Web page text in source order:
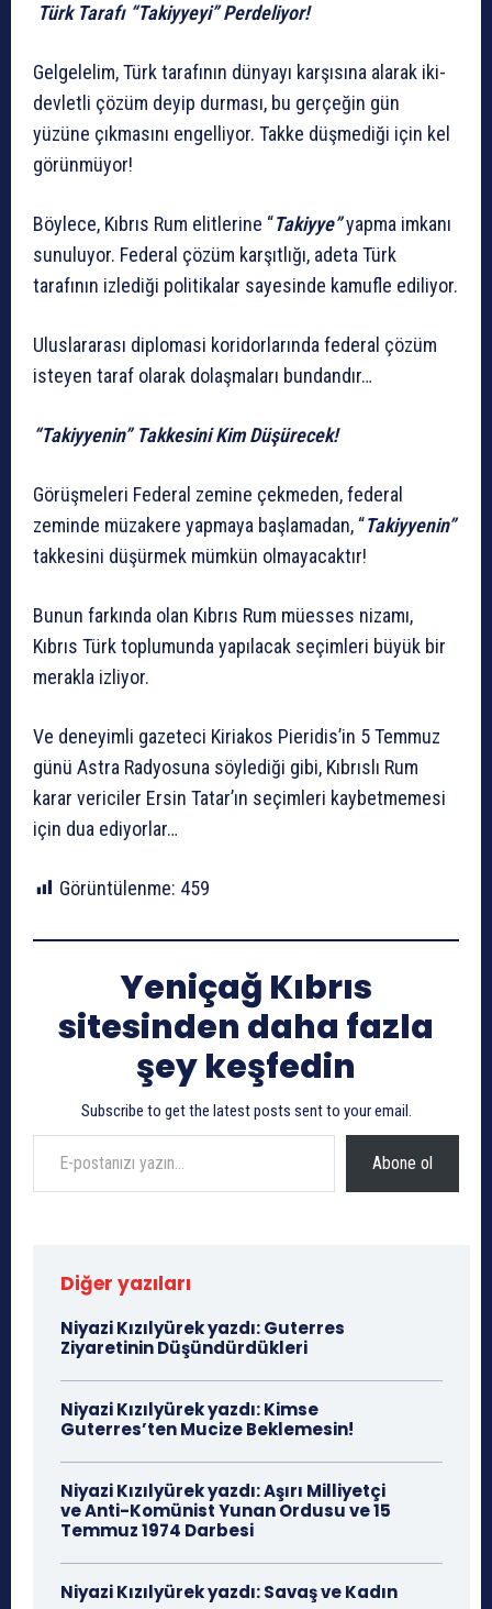
Türk Tarafı “Takiyyeyi” Perdeliyor!
Gelgelelim, Türk tarafının dünyayı karşısına alarak iki-
devletli çözüm deyip durması, bu gerçeğin gün
yüzüne çıkmasını engelliyor. Takke düşmediği için kel
görünmüyor!
Böylece, Kıbrıs Rum elitlerine “Takiyye”yapma imkanı
sunuluyor. Federal çözüm karşıtlığı, adeta Türk
tarafının izlediği politikalar sayesinde kamufle ediliyor.
Uluslararası diplomasi koridorlarında federal çözüm
isteyen taraf olarak dolaşmaları bundandır…
“Takiyyenin” Takkesini Kim Düşürecek!
Görüşmeleri Federal zemine çekmeden, federal
zeminde müzakere yapmaya başlamadan, “Takiyyenin”
takkesini düşürmek mümkün olmayacaktır!
Bunun farkında olan Kıbrıs Rum müesses nizamı,
Kıbrıs Türk toplumunda yapılacak seçimleri büyük bir
merakla izliyor.
Ve deneyimli gazeteci Kiriakos Pieridis’in 5 Temmuz
günü Astra Radyosuna söylediği gibi, Kıbrıslı Rum
karar vericiler Ersin Tatar’ın seçimleri kaybetmemesi
için dua ediyorlar…
Görüntülenme: 459
Yeniçağ Kıbrıs
sitesinden daha fazla
şey keşfedin
Subscribe to get the latest posts sent to your email.
E-postanızı yazın…
Abone ol
Diğer yazıları
Niyazi Kızılyürek yazdı: Guterres
Ziyaretinin Düşündürdükleri
Niyazi Kızılyürek yazdı: Kimse
Guterres’ten Mucize Beklemesin!
Niyazi Kızılyürek yazdı: Aşırı Milliyetçi
ve Anti-Komünist Yunan Ordusu ve 15
Temmuz 1974 Darbesi
Niyazi Kızılyürek yazdı: Savaş ve Kadın